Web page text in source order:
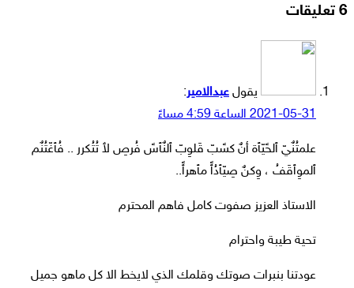
‫6 تعليقات
يقول عبدالامير:
2021-05-31 الساعة 4:59 مساءً
علمتُنٌيّ ٱلحًيّٱة أنٌ كسًبّ قَلوِبّ ٱلنٌٱسً فُرصِ لٱ تُتُكرر .. فُٱغّتُنٌم
ٱلموِٱقَفُ ، وِكنٌ صِيّٱدُٱً مٱهرٱً..
الاستاذ العزيز صفوت كامل فاهم المحترم
تحية طيبة واحترام
عودتنا بنبرات صوتك وقلمك الذي لايخط الا كل ماهو جميل